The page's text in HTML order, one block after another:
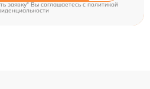
заявку" Вы соглашаетесь c политикой